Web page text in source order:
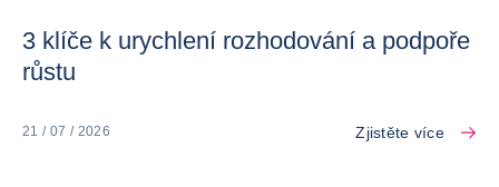
3 klíče k urychlení rozhodování a podpoře
růstu
21 / 07 / 2026 Zjistěte více